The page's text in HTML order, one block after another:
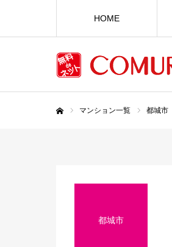
HOME
マンション一覧 都城市
都城市